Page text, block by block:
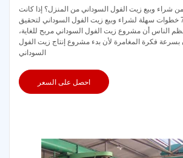
شراء وبيع زيت الفول السوداني من المنزل؟ إذا كانت
الإجابة بنعم، فإليك 7 خطوات سهلة لشراء وبيع زيت الفول السوداني لتحقيق
الناس أن مشروع زيت الفول السوداني مربح للغاية،
فكرة المغامرة لأن بدء مشروع إنتاج زيت الفول
السوداني
احصل على السعر